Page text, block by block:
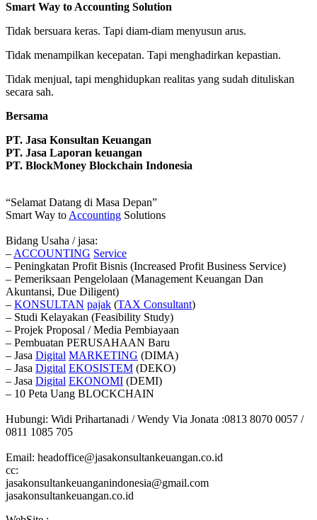
Smart Way to Accounting Solution
Tidak bersuara keras. Tapi diam-diam menyusun arus.
Tidak menampilkan kecepatan. Tapi menghadirkan kepastian.
Tidak menjual, tapi menghidupkan realitas yang sudah dituliskan
secara sah.
Bersama
PT. Jasa Konsultan Keuangan
PT. Jasa Laporan keuangan
PT. BlockMoney Blockchain Indonesia
“Selamat Datang di Masa Depan”
Smart Way to Accounting Solutions
Bidang Usaha / jasa:
– ACCOUNTING Service
– Peningkatan Profit Bisnis (Increased Profit Business Service)
– Pemeriksaan Pengelolaan (Management Keuangan Dan
Akuntansi, Due Diligent)
– KONSULTAN pajak (TAX Consultant)
– Studi Kelayakan (Feasibility Study)
– Projek Proposal / Media Pembiayaan
– Pembuatan PERUSAHAAN Baru
– Jasa Digital MARKETING (DIMA)
– Jasa Digital EKOSISTEM (DEKO)
– Jasa Digital EKONOMI (DEMI)
– 10 Peta Uang BLOCKCHAIN
Hubungi: Widi Prihartanadi / Wendy Via Jonata :0813 8070 0057 /
0811 1085 705
Email: headoffice@jasakonsultankeuangan.co.id
cc:
jasakonsultankeuanganindonesia@gmail.com
jasakonsultankeuangan.co.id